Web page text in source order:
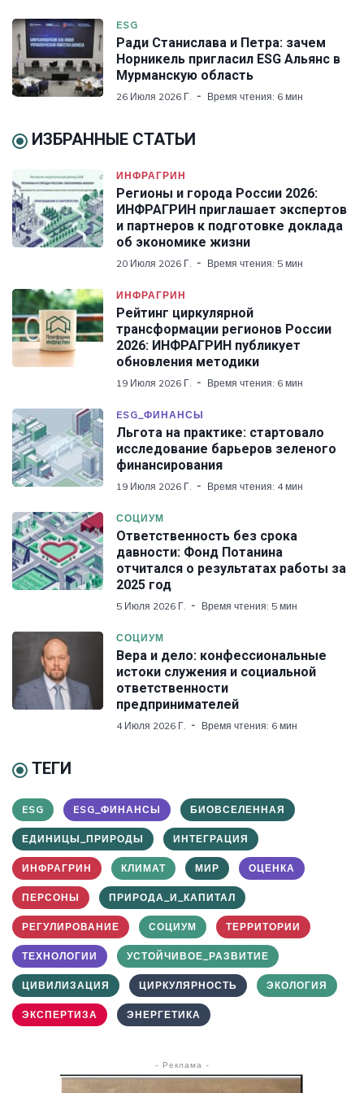
ESG
Ради Станислава и Петра: зачем
Норникель пригласил ESG Альянс в
Мурманскую область
26 Июля 2026 Г. Время чтения: 6 мин
ИЗБРАННЫЕ СТАТЬИ
ИНФРАГРИН
Регионы и города России 2026:
ИНФРАГРИН приглашает экспертов
и партнеров к подготовке доклада
об экономике жизни
20 Июля 2026 Г. Время чтения: 5 мин
ИНФРАГРИН
Рейтинг циркулярной
трансформации регионов России
2026: ИНФРАГРИН публикует
обновления методики
19 Июля 2026 Г. Время чтения: 6 мин
ESG_ФИНАНСЫ
Льгота на практике: стартовало
исследование барьеров зеленого
финансирования
19 Июля 2026 Г. Время чтения: 4 мин
СОЦИУМ
Ответственность без срока
давности: Фонд Потанина
отчитался о результатах работы за
2025 год
5 Июля 2026 Г. Время чтения: 5 мин
СОЦИУМ
Вера и дело: конфессиональные
истоки служения и социальной
ответственности
предпринимателей
4 Июля 2026 Г. Время чтения: 6 мин
ТЕГИ
ESG ESG_ФИНАНСЫ БИОВСЕЛЕННАЯ
ЕДИНИЦЫ_ПРИРОДЫ ИНТЕГРАЦИЯ
ИНФРАГРИН КЛИМАТ МИР ОЦЕНКА
ПЕРСОНЫ ПРИРОДА_И_КАПИТАЛ
РЕГУЛИРОВАНИЕ СОЦИУМ ТЕРРИТОРИИ
ТЕХНОЛОГИИ УСТОЙЧИВОЕ_РАЗВИТИЕ
ЦИВИЛИЗАЦИЯ ЦИРКУЛЯРНОСТЬ ЭКОЛОГИЯ
ЭКСПЕРТИЗА ЭНЕРГЕТИКА
- Реклама -